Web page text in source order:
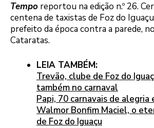
Tempo reportou na edição n.º 26.
centena de taxistas de Foz do
prefeito da época contra a parede,
Cataratas.
LEIA TAMBÉM:
Trevão, clube de Foz do
também no carnaval
Papi, 70 carnavais de alegria
Walmor Bonfim Maciel, o
de Foz do Iguaçu